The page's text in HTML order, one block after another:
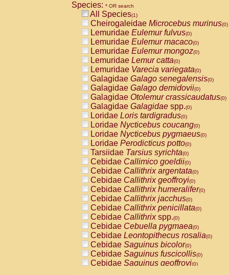
Species: * OR search
All Species(1)
Cheirogaleidae Microcebus murinus(0)
Lemuridae Eulemur fulvus(0)
Lemuridae Eulemur macaco(0)
Lemuridae Eulemur mongoz(0)
Lemuridae Lemur catta(0)
Lemuridae Varecia variegata(0)
Galagidae Galago senegalensis(0)
Galagidae Galago demidovii(0)
Galagidae Otolemur crassicaudatus(0)
Galagidae Galagidae spp.(0)
Loridae Loris tardigradus(0)
Loridae Nycticebus coucang(0)
Loridae Nycticebus pygmaeus(0)
Loridae Perodicticus potto(0)
Tarsiidae Tarsius syrichta(0)
Cebidae Callimico goeldii(0)
Cebidae Callithrix argentata(0)
Cebidae Callithrix geoffroyi(0)
Cebidae Callithrix humeralifer(0)
Cebidae Callithrix jacchus(0)
Cebidae Callithrix penicillata(0)
Cebidae Callithrixspp.(0)
Cebidae Cebuella pygmaea(0)
Cebidae Leontopithecus rosalia(0)
Cebidae Saguinus bicolor(0)
Cebidae Saguinus fuscicollis(0)
Cebidae Saguinus geoffroyi(0)